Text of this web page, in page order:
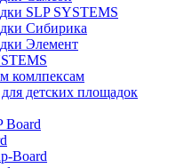
SLP SYSTEMS
Сибирика
Элемент
комлпексам
детских площадок
Board
Board